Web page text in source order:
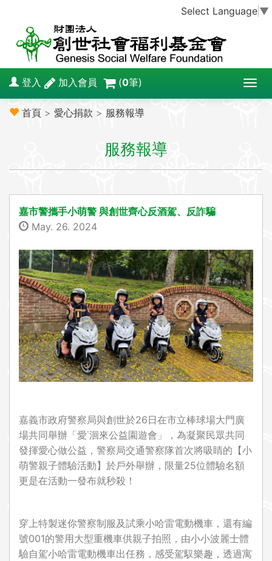
Select Language ▼
T
o
a
a
t
i
o
n
登入 加入會員 (0筆)
首頁 > 愛心捐款 > 服務報導
服務報導
嘉市警攜手小萌警 與創世齊心反酒駕、反詐騙
May. 26. 2024
嘉義市政府警察局與創世於26日在市立棒球場大門廣
場共同舉辦「愛˙洄來公益園遊會」，為凝聚民眾共同
發揮愛心做公益，警察局交通警察隊首次將吸睛的【小
萌警親子體驗活動】於戶外舉辦，限量25位體驗名額
更是在活動一發布就秒殺！
穿上特製迷你警察制服及試乘小哈雷電動機車，還有編
號001的警用大型重機車供親子拍照，由小小波麗士體
驗自駕小哈雷電動機車出任務，感受駕馭樂趣，透過寓